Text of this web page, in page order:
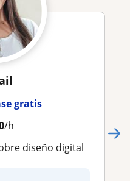
gratis
/h
diseño digital